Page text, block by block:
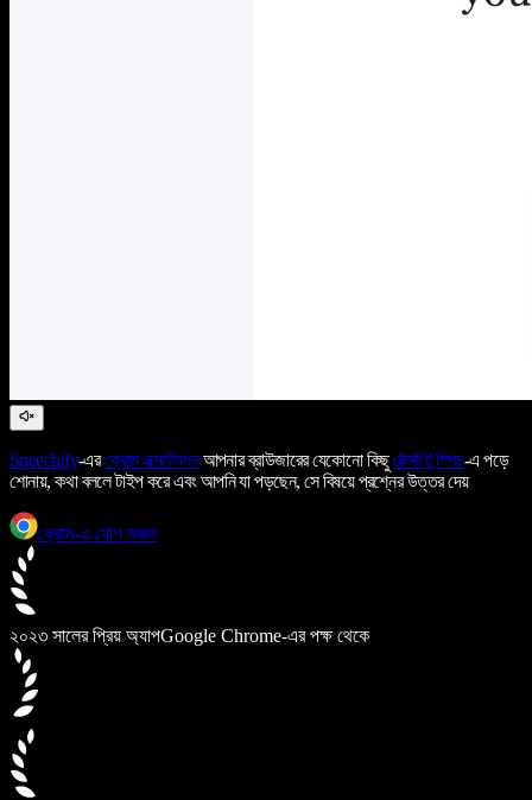
Speechify-এরক্রোম এক্সটেনশনআপনার ব্রাউজারের যেকোনো কিছুটেক্সট টু স্পিচ-এ পড়ে
শোনায়, কথা বললে টাইপ করে এবং আপনি যা পড়ছেন, সে বিষয়ে প্রশ্নের উত্তর দেয়
ক্রোম-এ যোগ করুন
২০২৩ সালের প্রিয় অ্যাপGoogle Chrome-এর পক্ষ থেকে